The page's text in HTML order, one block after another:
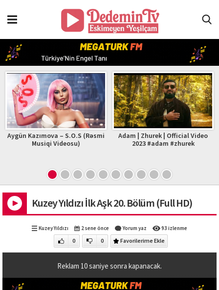
(Rəsmi
Adam | Zhurek | Official Video
2023 #adam #zhurek
Nur Türkmen – Zalim
(Yeni Klip)
Kuzey Yıldızı İlk Aşk 20. Bölüm (Full HD)
Kuzey Yıldızı 2 sene önce Yorum yaz 93 izlenme
0 0 Favorilerime Ekle
Reklam 10saniye sonra kapanacak.